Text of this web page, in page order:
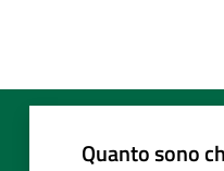
Quanto sono